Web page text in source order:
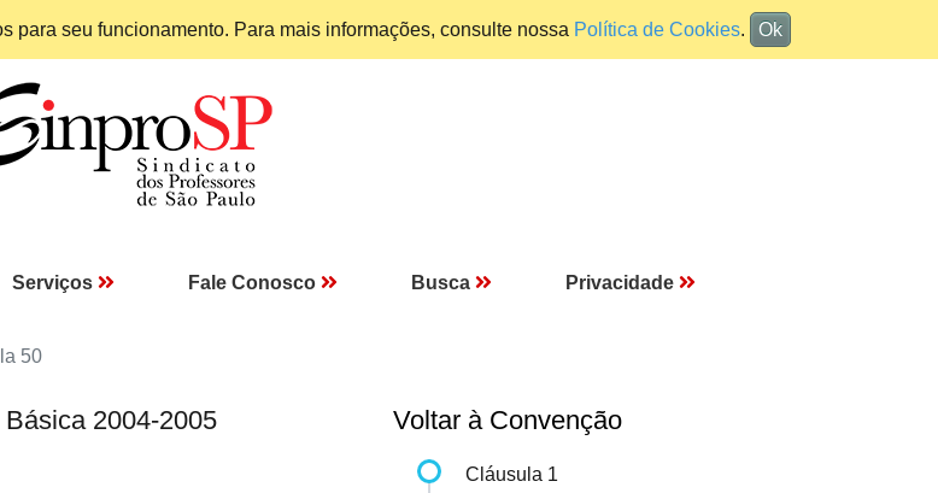
seu funcionamento. Para mais informações, consulte nossa Política de Cookies. Ok
Serviços Fale Conosco Busca Privacidade
50
2004-2005 Voltar à Convenção
Cláusula 1